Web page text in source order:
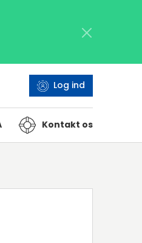
Log ind
Kontakt os